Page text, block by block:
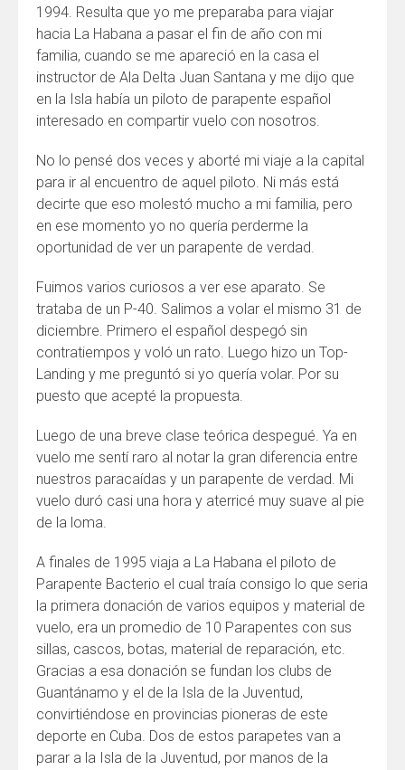
1994. Resulta que yo me preparaba para viajar
hacia La Habana a pasar el fin de año con mi
familia, cuando se me apareció en la casa el
instructor de Ala Delta Juan Santana y me dijo que
en la Isla había un piloto de parapente español
interesado en compartir vuelo con nosotros.
No lo pensé dos veces y aborté mi viaje a la capital
para ir al encuentro de aquel piloto. Ni más está
decirte que eso molestó mucho a mi familia, pero
en ese momento yo no quería perderme la
oportunidad de ver un parapente de verdad.
Fuimos varios curiosos a ver ese aparato. Se
trataba de un P-40. Salimos a volar el mismo 31 de
diciembre. Primero el español despegó sin
contratiempos y voló un rato. Luego hizo un Top-
Landing y me preguntó si yo quería volar. Por su
puesto que acepté la propuesta.
Luego de una breve clase teórica despegué. Ya en
vuelo me sentí raro al notar la gran diferencia entre
nuestros paracaídas y un parapente de verdad. Mi
vuelo duró casi una hora y aterricé muy suave al pie
de la loma.
A finales de 1995 viaja a La Habana el piloto de
Parapente Bacterio el cual traía consigo lo que seria
la primera donación de varios equipos y material de
vuelo, era un promedio de 10 Parapentes con sus
sillas, cascos, botas, material de reparación, etc.
Gracias a esa donación se fundan los clubs de
Guantánamo y el de la Isla de la Juventud,
convirtiéndose en provincias pioneras de este
deporte en Cuba. Dos de estos parapetes van a
parar a la Isla de la Juventud, por manos de la